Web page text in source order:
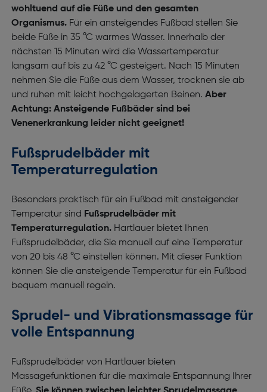
wohltuend auf die Füße und den gesamten
Organismus.Für ein ansteigendes Fußbad stellen Sie
beide Füße in 35 °C warmes Wasser. Innerhalb der
nächsten 15 Minuten wird die Wassertemperatur
langsam auf bis zu 42 °C gesteigert. Nach 15 Minuten
nehmen Sie die Füße aus dem Wasser, trocknen sie ab
und ruhen mit leicht hochgelagerten Beinen. Aber
Achtung: Ansteigende Fußbäder sind bei
Venenerkrankung leider nicht geeignet!
Fußsprudelbäder mit
Temperaturregulation
Besonders praktisch für ein Fußbad mit ansteigender
Temperatur sind Fußsprudelbäder mit
Temperaturregulation.Hartlauer bietet Ihnen
Fußsprudelbäder, die Sie manuell auf eine Temperatur
von 20 bis 48 °C einstellen können. Mit dieser Funktion
können Sie die ansteigende Temperatur für ein Fußbad
bequem manuell regeln.
Sprudel- und Vibrationsmassage für
volle Entspannung
Fußsprudelbäder von Hartlauer bieten
Massagefunktionen für die maximale Entspannung Ihrer